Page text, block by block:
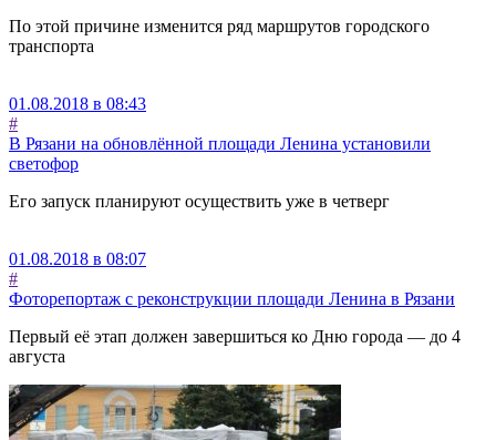
По этой причине изменится ряд маршрутов городского
транспорта
01.08.2018 в 08:43
#
В Рязани на обновлённой площади Ленина установили
светофор
Его запуск планируют осуществить уже в четверг
01.08.2018 в 08:07
#
Фоторепортаж с реконструкции площади Ленина в Рязани
Первый её этап должен завершиться ко Дню города — до 4
августа